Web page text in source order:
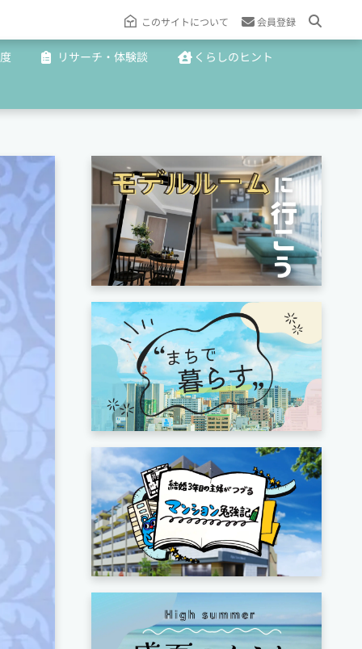
このサイトについて 会員登録
リサーチ・体験談 くらしのヒント